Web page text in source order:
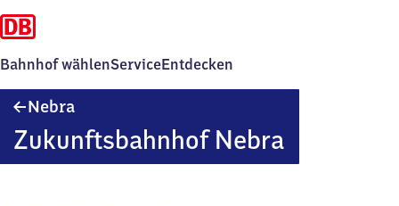
Bahnhof wählenServiceEntdecken
Nebra
Zukunftsbahnhof Nebra